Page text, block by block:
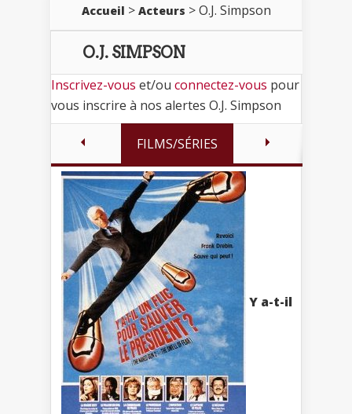
Accueil > Acteurs > O.J. Simpson
O.J. SIMPSON
Inscrivez-vous et/ou connectez-vous pour
vous inscrire à nos alertes O.J. Simpson
FILMS/SÉRIES
Y a-t-il